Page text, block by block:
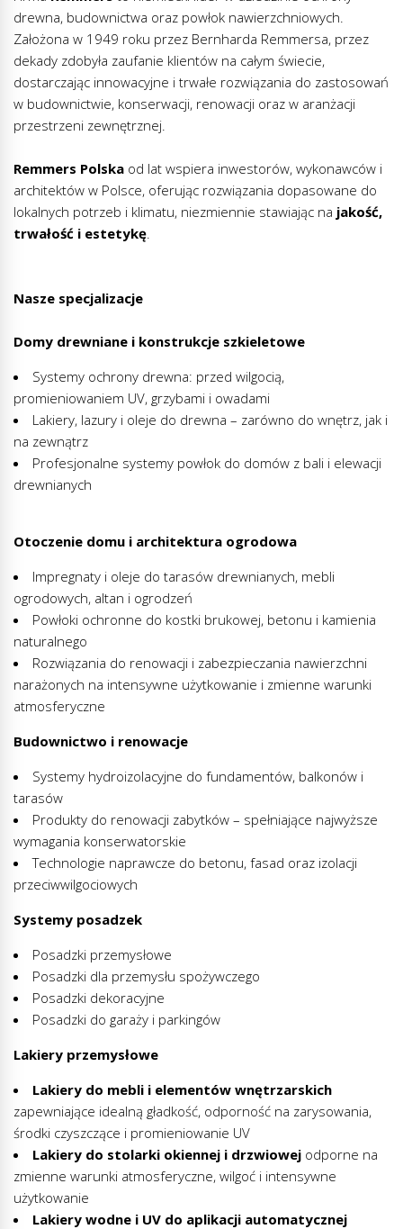
drewna, budownictwa oraz powłok nawierzchniowych.
Założona w 1949 roku przez Bernharda Remmersa, przez
dekady zdobyła zaufanie klientów na całym świecie,
dostarczając innowacyjne i trwałe rozwiązania do zastosowań
w budownictwie, konserwacji, renowacji oraz w aranżacji
przestrzeni zewnętrznej.
Remmers Polska od lat wspiera inwestorów, wykonawców i
architektów w Polsce, oferując rozwiązania dopasowane do
lokalnych potrzeb i klimatu, niezmiennie stawiając na jakość,
trwałość i estetykę
Nasze specjalizacje
Domy drewniane i konstrukcje szkieletowe
Systemy ochrony drewna: przed wilgocią,
promieniowaniem UV, grzybami i owadami
Lakiery, lazury i oleje do drewna – zarówno do wnętrz, jak i
na zewnątrz
Profesjonalne systemy powłok do domów z bali i elewacji
drewnianych
Otoczenie domu i architektura ogrodowa
Impregnaty i oleje do tarasów drewnianych, mebli
ogrodowych, altan i ogrodzeń
Powłoki ochronne do kostki brukowej, betonu i kamienia
naturalnego
Rozwiązania do renowacji i zabezpieczania nawierzchni
narażonych na intensywne użytkowanie i zmienne warunki
atmosferyczne
Budownictwo i renowacje
Systemy hydroizolacyjne do fundamentów, balkonów i
tarasów
Produkty do renowacji zabytków – spełniające najwyższe
wymagania konserwatorskie
Technologie naprawcze do betonu, fasad oraz izolacji
przeciwwilgociowych
Systemy posadzek
Posadzki przemysłowe
Posadzki dla przemysłu spożywczego
Posadzki dekoracyjne
Posadzki do garaży i parkingów
Lakiery przemysłowe
Lakiery do mebli i elementów wnętrzarskich
zapewniające idealną gładkość, odporność na zarysowania,
środki czyszczące i promieniowanie UV
Lakiery do stolarki okiennej i drzwiowej odporne na
zmienne warunki atmosferyczne, wilgoć i intensywne
użytkowanie
Lakiery wodne i UV do aplikacji automatycznej